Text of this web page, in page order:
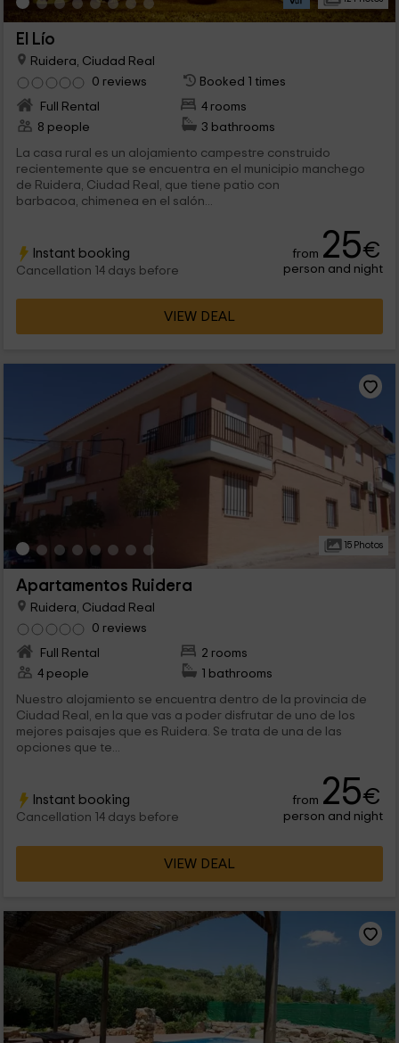
El Lío
Ruidera, Ciudad Real
0 reviews
Booked 1 times
Full Rental
4 rooms
8 people
3 bathrooms
La casa rural es un alojamiento campestre construido
recientemente que se encuentra en el municipio manchego
de Ruidera, Ciudad Real, que tiene patio con
barbacoa, chimenea en el salón...
Instant booking
Cancellation 14 days before
from 25€
person and night
VIEW DEAL
15 Photos
Apartamentos Ruidera
Ruidera, Ciudad Real
0 reviews
Full Rental
2 rooms
4 people
1 bathrooms
Nuestro alojamiento se encuentra dentro de la provincia de
Ciudad Real, en la que vas a poder disfrutar de uno de los
mejores paisajes que es Ruidera. Se trata de una de las
opciones que te...
Instant booking
Cancellation 14 days before
from 25€
person and night
VIEW DEAL